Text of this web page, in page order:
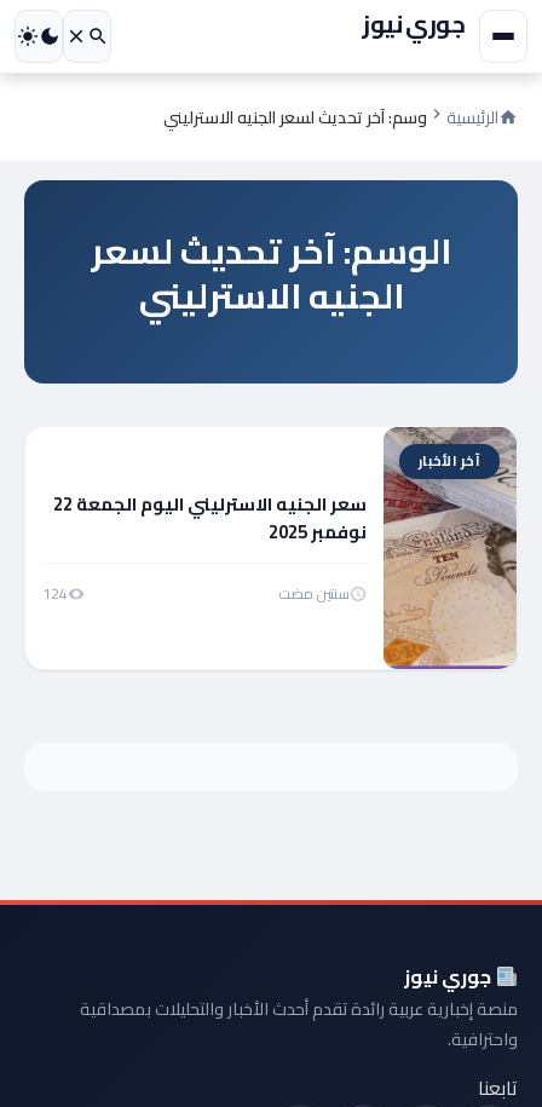
جوري نيوز
الرئيسية وسم: آخر تحديث لسعر الجنيه الاسترليني
الوسم: آخر تحديث لسعر
الجنيه الاسترليني
آخر الأخبار
سعر الجنيه الاسترليني اليوم الجمعة 22
نوفمبر 2025
سنتين مضت 124
جوري نيوز
منصة إخبارية عربية رائدة تقدم أحدث الأخبار والتحليلات بمصداقية
واحترافية.
تابعنا